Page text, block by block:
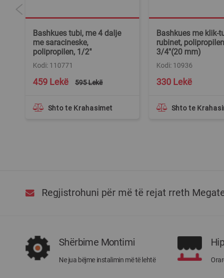
Bashkues tubi, me 4 dalje
me saracineske,
polipropilen, 1/2"
Special
Price
459 Lekë 595 Lekë
Kodi: 110771
Shto te Krahasimet
Bashkues me klik-
rubinet,
3/4''(20 mm)
330 Lekë
Kodi: 10936
Shto te
Regjistrohuni për më të rejat rreth
Shërbime Montimi
Ne jua bëjme instalimin më të lehtë